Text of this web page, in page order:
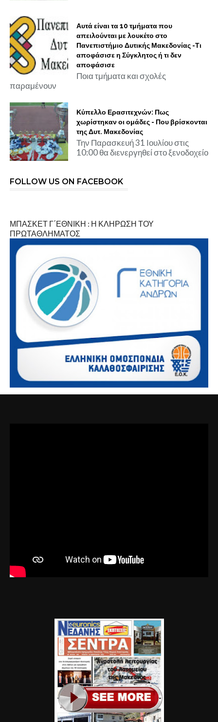
Αυτά είναι τα 10 τμήματα που
απειλούνται με λουκέτο στο
Πανεπιστήμιο Δυτικής Μακεδονίας -Τι
αποφάσισε η Σύγκλητος ή τι δεν
αποφάσισε
Ποια τμήματα και σχολές
παραμένουν
Κύπελλο Ερασιτεχνών: Πως
χωρίστηκαν οι ομάδες - Που βρίσκονται
της Δυτ. Μακεδονίας
Την Παρασκευή 31 Ιουλίου στις
10:00 θα διενεργηθεί στο ξενοδοχείο
FOLLOW US ON FACEBOOK
ΜΠΑΣΚΕΤ Γ΄ΕΘΝΙΚΗ : Η ΚΛΗΡΩΣΗ ΤΟΥ
ΠΡΩΤΑΘΛΗΜΑΤΟΣ